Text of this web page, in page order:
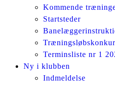
Kommende
Startsteder
Terminsliste nr 1
Ny i klubben
Indmeldelse